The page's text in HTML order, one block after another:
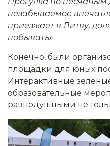
незабываемое
приезжает в Литву,
побывать».
Конечно, были
площадки для юных
Интерактивные
образовательные
равнодушными не